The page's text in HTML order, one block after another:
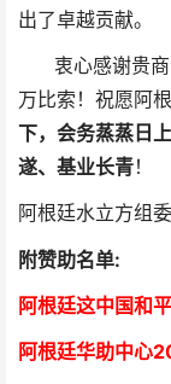
出了卓越贡献。
衷心感谢贵商
万比索！祝愿阿
下，会务蒸蒸日
遂、基业长青！
阿根廷水立方组
附赞助名单:
阿根廷这中国和
阿根廷华助中心2